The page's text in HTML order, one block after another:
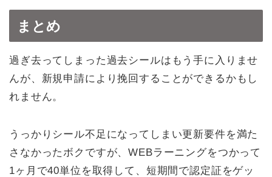
まとめ
過ぎ去ってしまった過去シールはもう手に入りませ
んが、新規申請により挽回することができるかもし
れません。
うっかりシール不足になってしまい更新要件を満た
さなかったボクですが、WEBラーニングをつかって
1ヶ月で40単位を取得して、短期間で認定証をゲッ